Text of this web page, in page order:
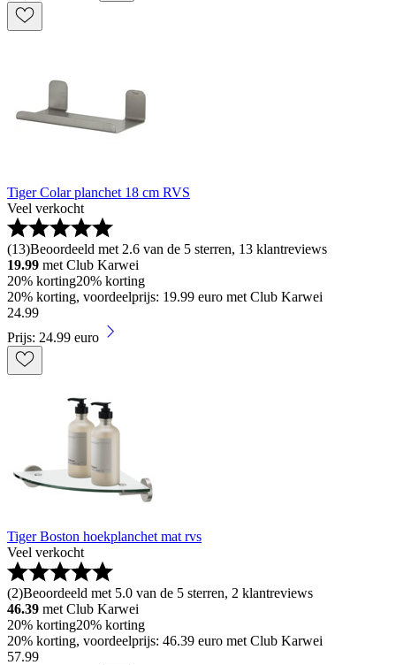
Tiger Colar planchet 18 cm RVS
Veel verkocht
(13)Beoordeeld met 2.6 van de 5 sterren, 13 klantreviews
19.99 met Club Karwei
20% korting20% korting
20% korting, voordeelprijs: 19.99 euro met Club Karwei
24.99
Prijs: 24.99 euro
Tiger Boston hoekplanchet mat rvs
Veel verkocht
(2)Beoordeeld met 5.0 van de 5 sterren, 2 klantreviews
46.39 met Club Karwei
20% korting20% korting
20% korting, voordeelprijs: 46.39 euro met Club Karwei
57.99